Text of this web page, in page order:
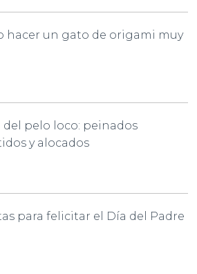
hacer un gato de origami muy
del pelo loco: peinados
y alocados
para felicitar el Día del Padre